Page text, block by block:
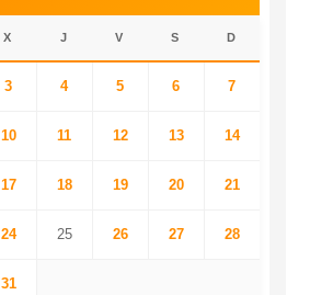
X J V S D
3 4 5 6 7
10 11 12 13 14
17 18 19 20 21
24 25 26 27 28
31